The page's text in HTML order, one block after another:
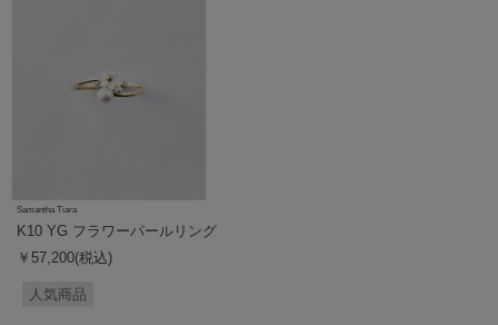
Samantha Tiara
K10 YG フラワーパールリング
￥57,200(税込)
人気商品